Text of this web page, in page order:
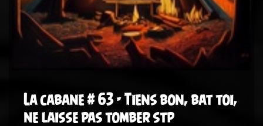
La cabane # 63 - Tiens bon, bat toi,
ne laisse pas tomber stp